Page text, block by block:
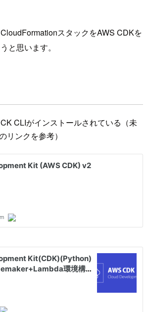
スタックをAWS CDKを
と思います。
CLIがインストールされている（未
リンクを参考）